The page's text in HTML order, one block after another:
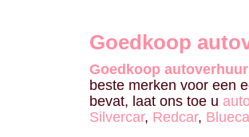
Goedkoop
Goedkoop
beste merken voor een
bevat, laat ons toe u
Silvercar, Redcar,